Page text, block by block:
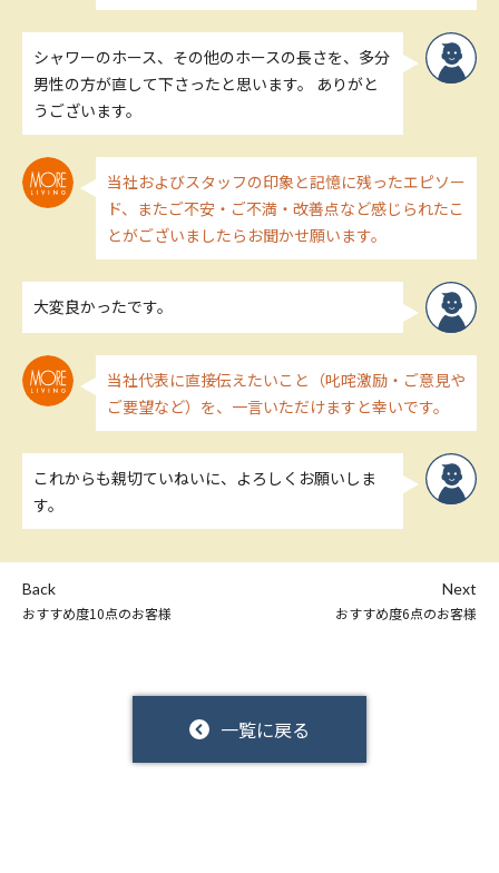
シャワーのホース、その他のホースの長さを、多分
男性の方が直して下さったと思います。 ありがと
うございます。
当社およびスタッフの印象と記憶に残ったエピソー
ド、またご不安・ご不満・改善点など感じられたこ
とがございましたらお聞かせ願います。
大変良かったです。
当社代表に直接伝えたいこと（叱咤激励・ご意見や
ご要望など）を、一言いただけますと幸いです。
これからも親切ていねいに、よろしくお願いしま
す。
Back
おすすめ度10点のお客様
一覧に戻る
Next
おすすめ度6点のお客様